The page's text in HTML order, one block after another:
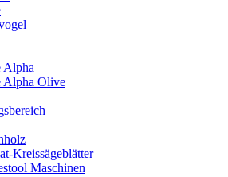
Alpha
Alpha Olive
Kreissägeblätter
Maschinen